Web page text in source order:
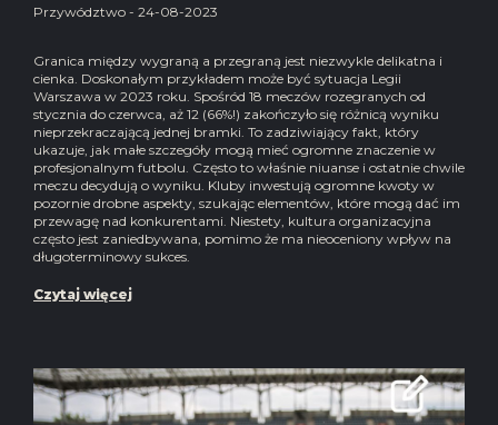
Przywództwo - 24-08-2023
Granica między wygraną a przegraną jest niezwykle delikatna i
cienka. Doskonałym przykładem może być sytuacja Legii
Warszawa w 2023 roku. Spośród 18 meczów rozegranych od
stycznia do czerwca, aż 12 (66%!) zakończyło się różnicą wyniku
nieprzekraczającą jednej bramki. To zadziwiający fakt, który
ukazuje, jak małe szczegóły mogą mieć ogromne znaczenie w
profesjonalnym futbolu. Często to właśnie niuanse i ostatnie chwile
meczu decydują o wyniku. Kluby inwestują ogromne kwoty w
pozornie drobne aspekty, szukając elementów, które mogą dać im
przewagę nad konkurentami. Niestety, kultura organizacyjna
często jest zaniedbywana, pomimo że ma nieoceniony wpływ na
długoterminowy sukces.
Czytaj więcej